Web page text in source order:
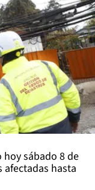
hoy sábado 8 de
afectadas hasta